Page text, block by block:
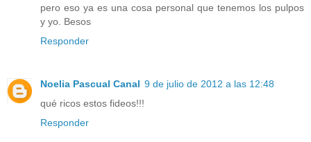
pero eso ya es una cosa personal que tenemos los pulpos
y yo. Besos
Responder
Noelia Pascual Canal 9 de julio de 2012 a las 12:48
qué ricos estos fideos!!!
Responder